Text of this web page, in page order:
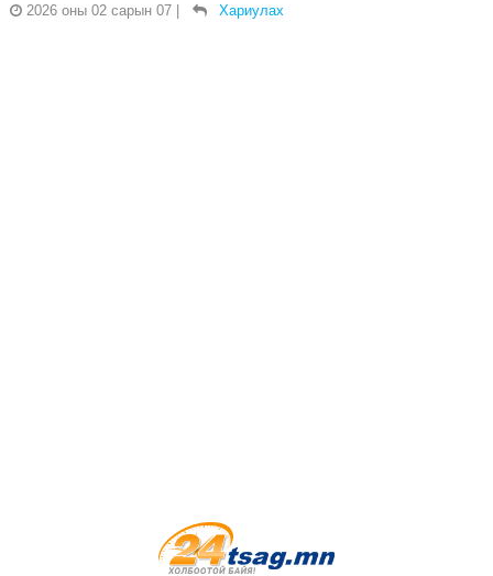
2026 оны 02 сарын 07
Хариулах